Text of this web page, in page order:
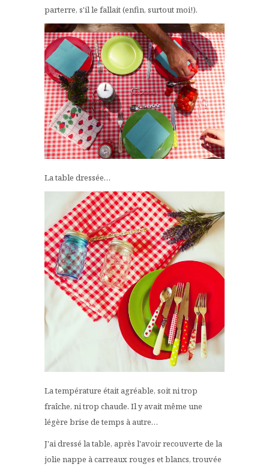
parterre, s'il le fallait (enfin, surtout moi!).
La table dressée…
La température était agréable, soit ni trop
fraîche, ni trop chaude. Il y avait même une
légère brise de temps à autre…
J'ai dressé la table, après l'avoir recouverte de la
jolie nappe à carreaux rouges et blancs, trouvée